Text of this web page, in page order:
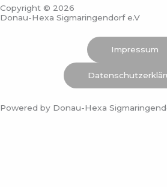
e
b
t
a
t
o
k
Copyright © 2026
Donau-Hexa Sigmaringendorf e.V
Impressum
Powered by Donau-Hexa